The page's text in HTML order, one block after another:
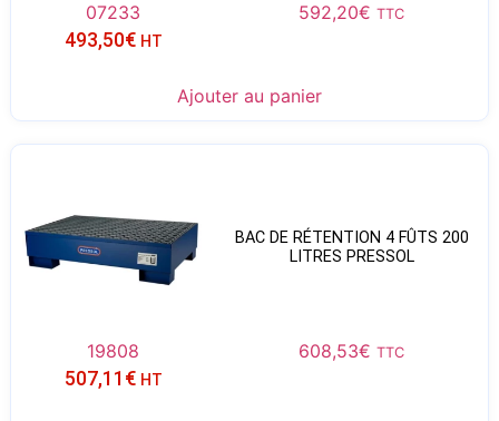
07233 592,20€ TTC
493,50€ HT
Ajouter au panier
BAC DE RÉTENTION 4 FÛTS 200
LITRES PRESSOL
19808 608,53€ TTC
507,11 € HT